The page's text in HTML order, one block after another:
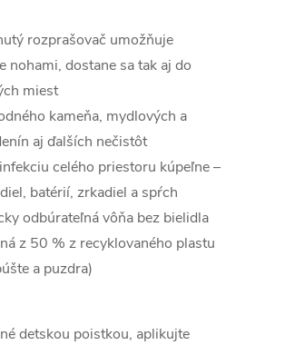
rozprašovač umožňuje
nohami, dostane sa tak aj do
miest
kameňa, mydlových a
aj ďalších nečistôt
celého priestoru kúpeľne –
batérií, zrkadiel a spŕch
odbúrateľná vôňa bez bielidla
z 50 % z recyklovaného plastu
a puzdra)
detskou poistkou, aplikujte